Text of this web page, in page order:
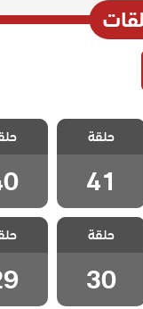
مسلسل حلم
اشرف الحلقة 41
حلقة
41
اشرف
مسلسل حلم
اشرف الحلقة 30
حلقة
30
اشرف